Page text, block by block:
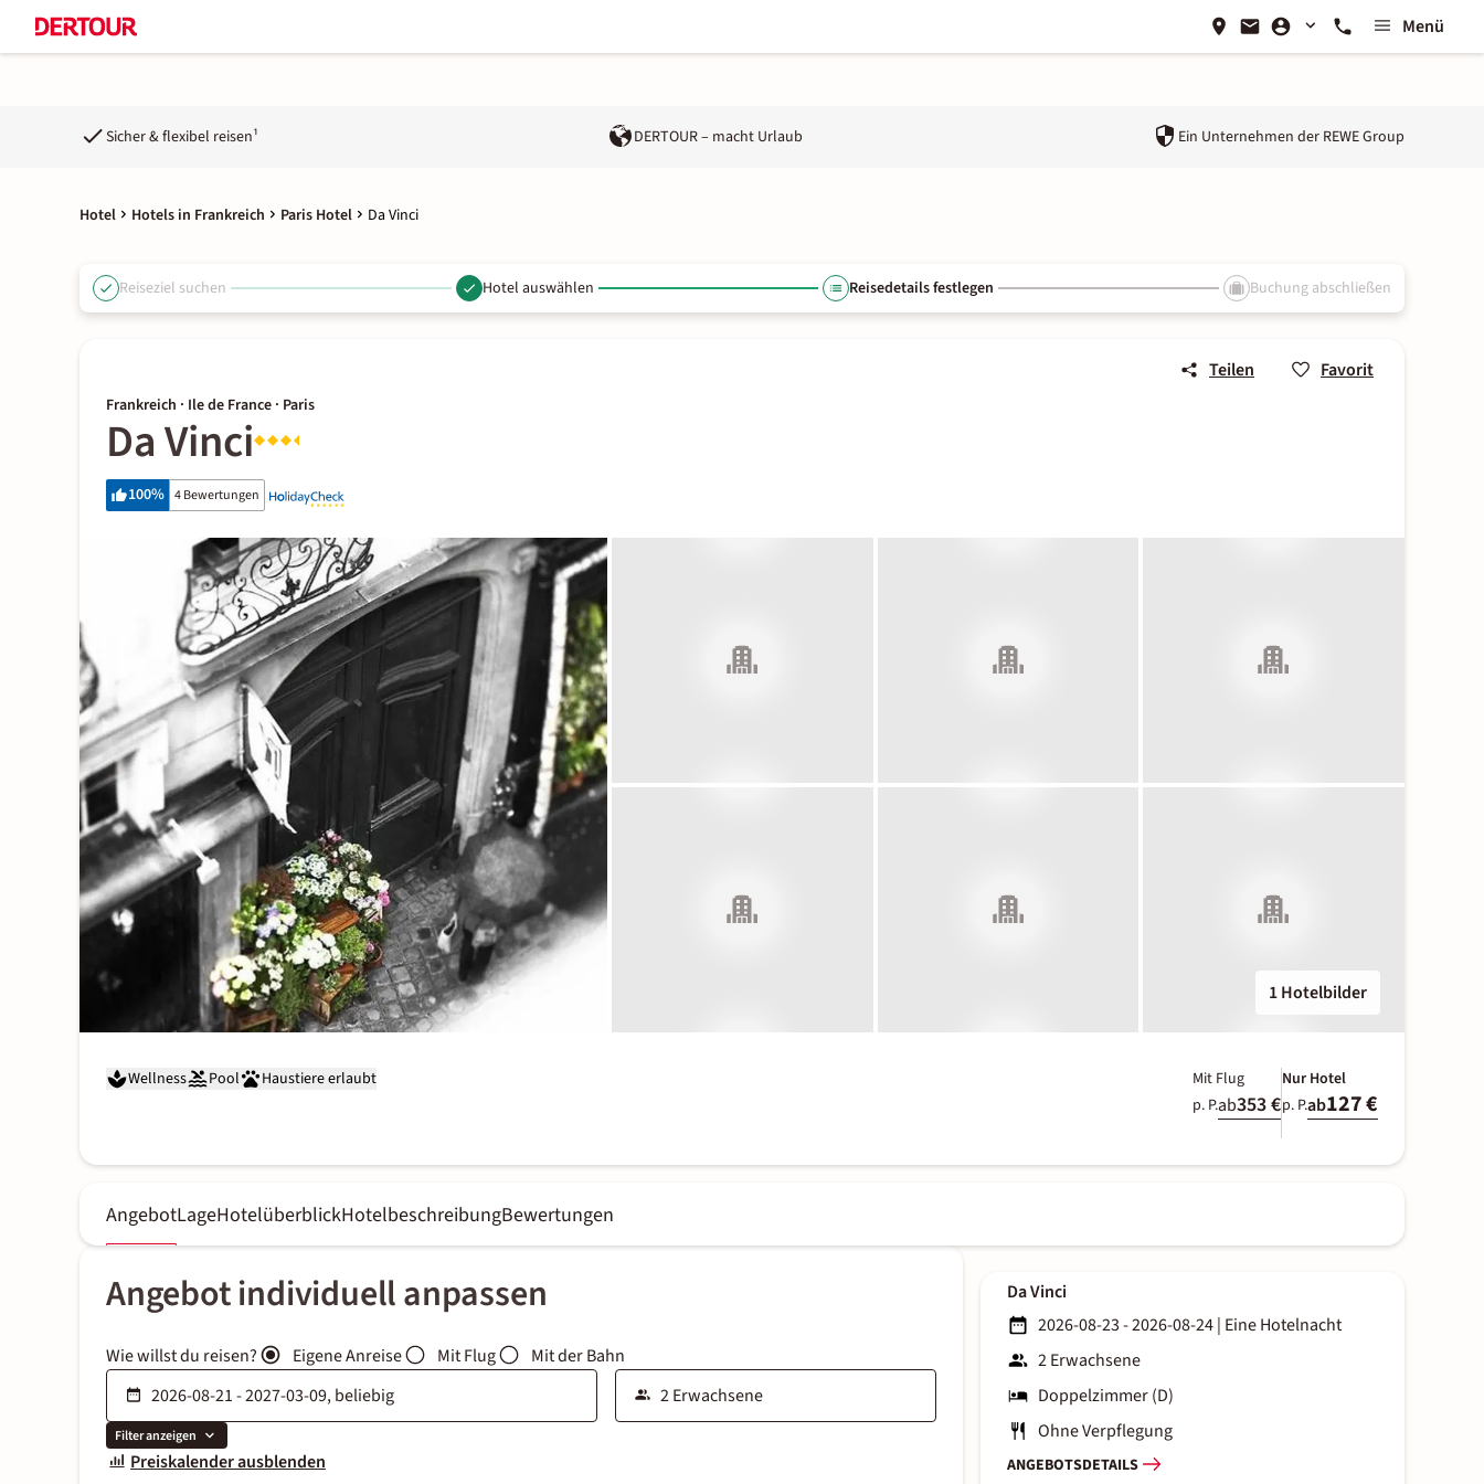
Menü
Sicher & flexibel reisen¹ DERTOUR – macht Urlaub Ein Unternehmen der REWE Group
Hotel Hotels in Frankreich Paris Hotel Da Vinci
Reiseziel suchen Hotel auswählen Reisedetails festlegen Buchung abschließen
Teilen Favorit
Frankreich · Ile de France · Paris
Da Vinci
100% 4 Bewertungen
1 Hotelbilder
Wellness Pool Haustiere erlaubt
Mit Flug
p. P.ab353 €
Nur Hotel
p. P.ab127 €
AngebotLageHotelüberblickHotelbeschreibungBewertungen
Angebot individuell anpassen
Wie willst du reisen? Eigene Anreise Mit Flug Mit der Bahn
Filter anzeigen
Preiskalender ausblenden
Da Vinci
2026-08-23 - 2026-08-24| Eine Hotelnacht
2 Erwachsene
Doppelzimmer (D)
Ohne Verpflegung
ANGEBOTSDETAILS